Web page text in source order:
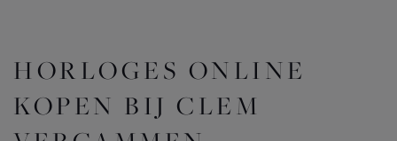
HORLOGES ONLINE
KOPEN BIJ CLEM